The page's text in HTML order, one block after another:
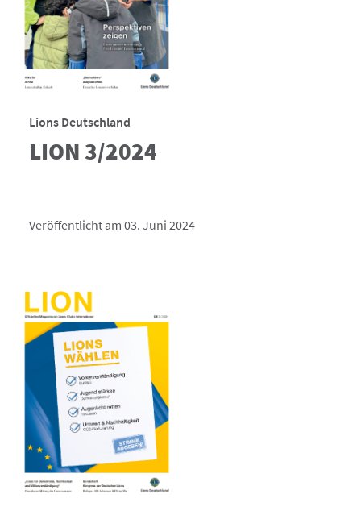
Lions Deutschland
LION 3/2024
Veröffentlicht am 03. Juni 2024